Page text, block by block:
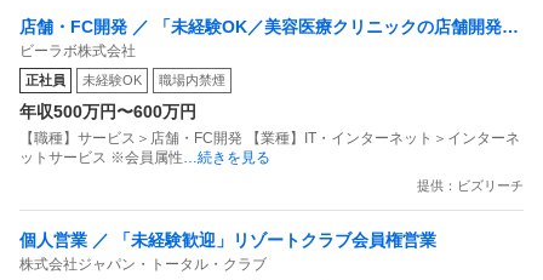
店舗・FC開発 ／ 「未経験OK／美容医療クリニックの店舗開発」
店舗作りに興味のある方を募集します！
ビーラボ株式会社
正社員 未経験OK 職場内禁煙
年収500万円〜600万円
【職種】サービス＞店舗・FC開発 【業種】IT・インターネット＞インターネ
ットサービス ※会員属性…続きを見る
提供：ビズリーチ
個人営業 ／ 「未経験歓迎」リゾートクラブ会員権営業
株式会社ジャパン・トータル・クラブ